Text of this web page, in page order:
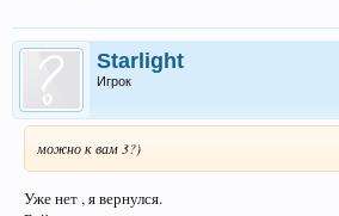
Starlight
Игрок
можно к вам 3?)
Уже нет , я вернулся.